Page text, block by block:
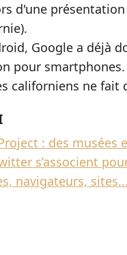
d'une
Google a déjà
pour
californiens ne fait
: des
s’associent
navigateurs,